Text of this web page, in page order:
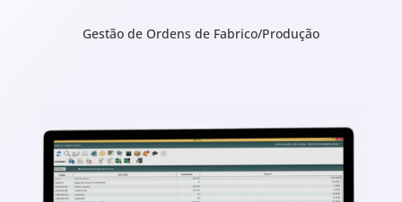
Gestão de Ordens de Fabrico/Produção